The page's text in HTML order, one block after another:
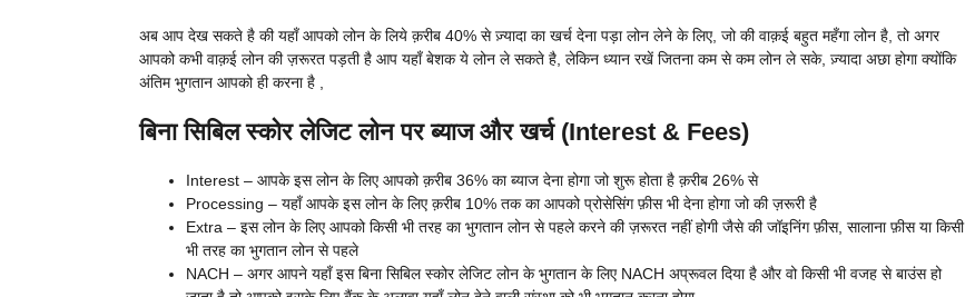
अब आप देख सकते है की यहाँ आपको लोन के लिये क़रीब 40% से ज़्यादा का खर्च देना पड़ा लोन लेने के लिए, जो की वाक़ई बहुत महँगा लोन है, तो अगर
आपको कभी वाक़ई लोन की ज़रूरत पड़ती है आप यहाँ बेशक ये लोन ले सकते है, लेकिन ध्यान रखें जितना कम से कम लोन ले सके, ज़्यादा अछा होगा क्योंकि
अंतिम भुगतान आपको ही करना है ,
बिना सिबिल स्कोर लेजिट लोन पर ब्याज और खर्च (Interest & Fees)
Interest – आपके इस लोन के लिए आपको क़रीब 36% का ब्याज देना होगा जो शुरू होता है क़रीब 26% से
Processing – यहाँ आपके इस लोन के लिए क़रीब 10% तक का आपको प्रोसेसिंग फ़ीस भी देना होगा जो की ज़रूरी है
Extra – इस लोन के लिए आपको किसी भी तरह का भुगतान लोन से पहले करने की ज़रूरत नहीं होगी जैसे की जॉइनिंग फ़ीस, सालाना फ़ीस या किसी
भी तरह का भुगतान लोन से पहले
NACH – अगर आपने यहाँ इस बिना सिबिल स्कोर लेजिट लोन के भुगतान के लिए NACH अप्रूवल दिया है और वो किसी भी वजह से बाउंस हो